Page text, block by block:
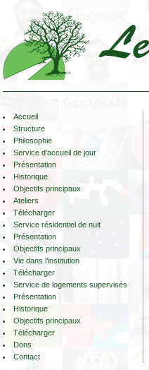
Accueil
Structure
Philosophie
Service d’accueil de jour
Présentation
Historique
Objectifs principaux
Ateliers
Télécharger
Service résidentiel de nuit
Présentation
Objectifs principaux
Vie dans l’institution
Télécharger
Service de logements supervisés
Présentation
Historique
Objectifs principaux
Télécharger
Dons
Contact